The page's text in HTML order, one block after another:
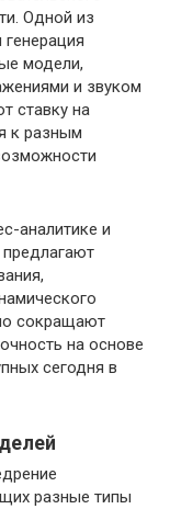
Одной из
модели,
и звуком
ставку на
к разным
аналитике и
сокращают
на основе
сегодня в
разные типы